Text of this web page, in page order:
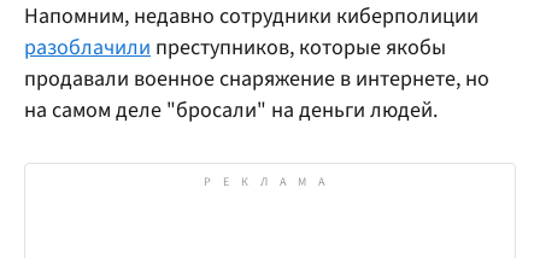
Напомним, недавно сотрудники киберполиции
разоблачили преступников, которые якобы
продавали военное снаряжение в интернете, но
на самом деле "бросали" на деньги людей.